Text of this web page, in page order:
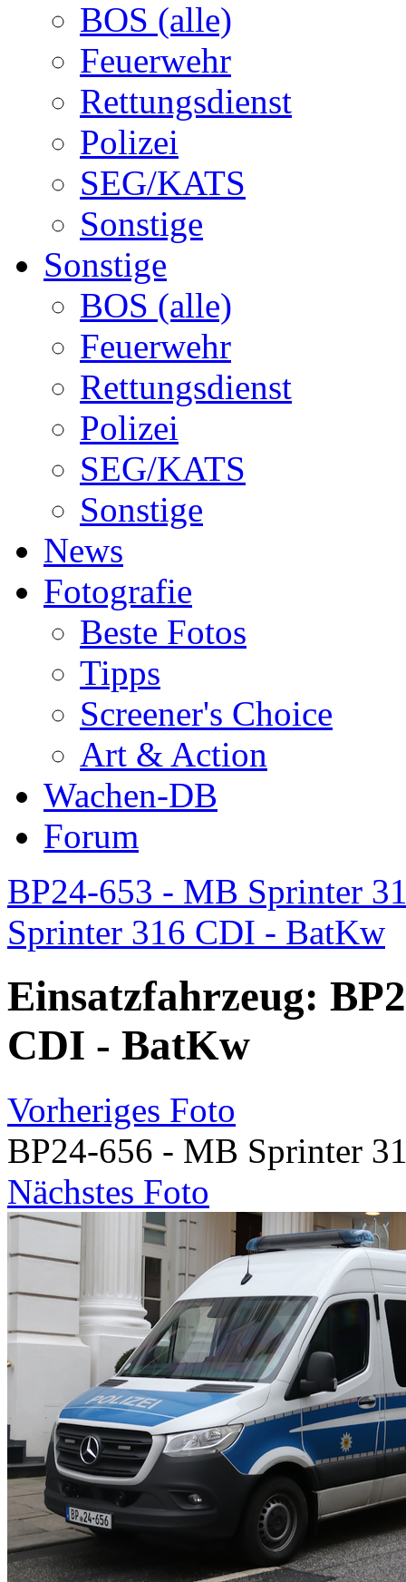
BOS (alle)
Feuerwehr
Rettungsdienst
Polizei
SEG/KATS
Sonstige
Sonstige
BOS (alle)
Feuerwehr
Rettungsdienst
Polizei
SEG/KATS
Sonstige
News
Fotografie
Beste Fotos
Tipps
Screener's Choice
Art & Action
Wachen-DB
Forum
BP24-653 - MB Sprinter
Sprinter 316 CDI - BatKw
Einsatzfahrzeug:
CDI - BatKw
Vorheriges Foto
BP24-656 - MB Sprinter
Nächstes Foto